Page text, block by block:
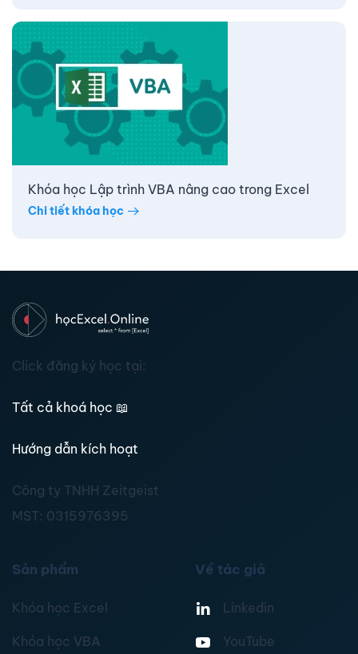
Khóa học Lập trình VBA nâng cao trong Excel
Chi tiết khóa học
Click đăng ký học tại:
Tất cả khoá học 📖
Hướng dẫn kích hoạt
Công ty TNHH Zeitgeist
MST: 0315976395
Sản phẩm
Khóa học Excel
Khóa học VBA
Về tác giả
Linkedin
YouTube